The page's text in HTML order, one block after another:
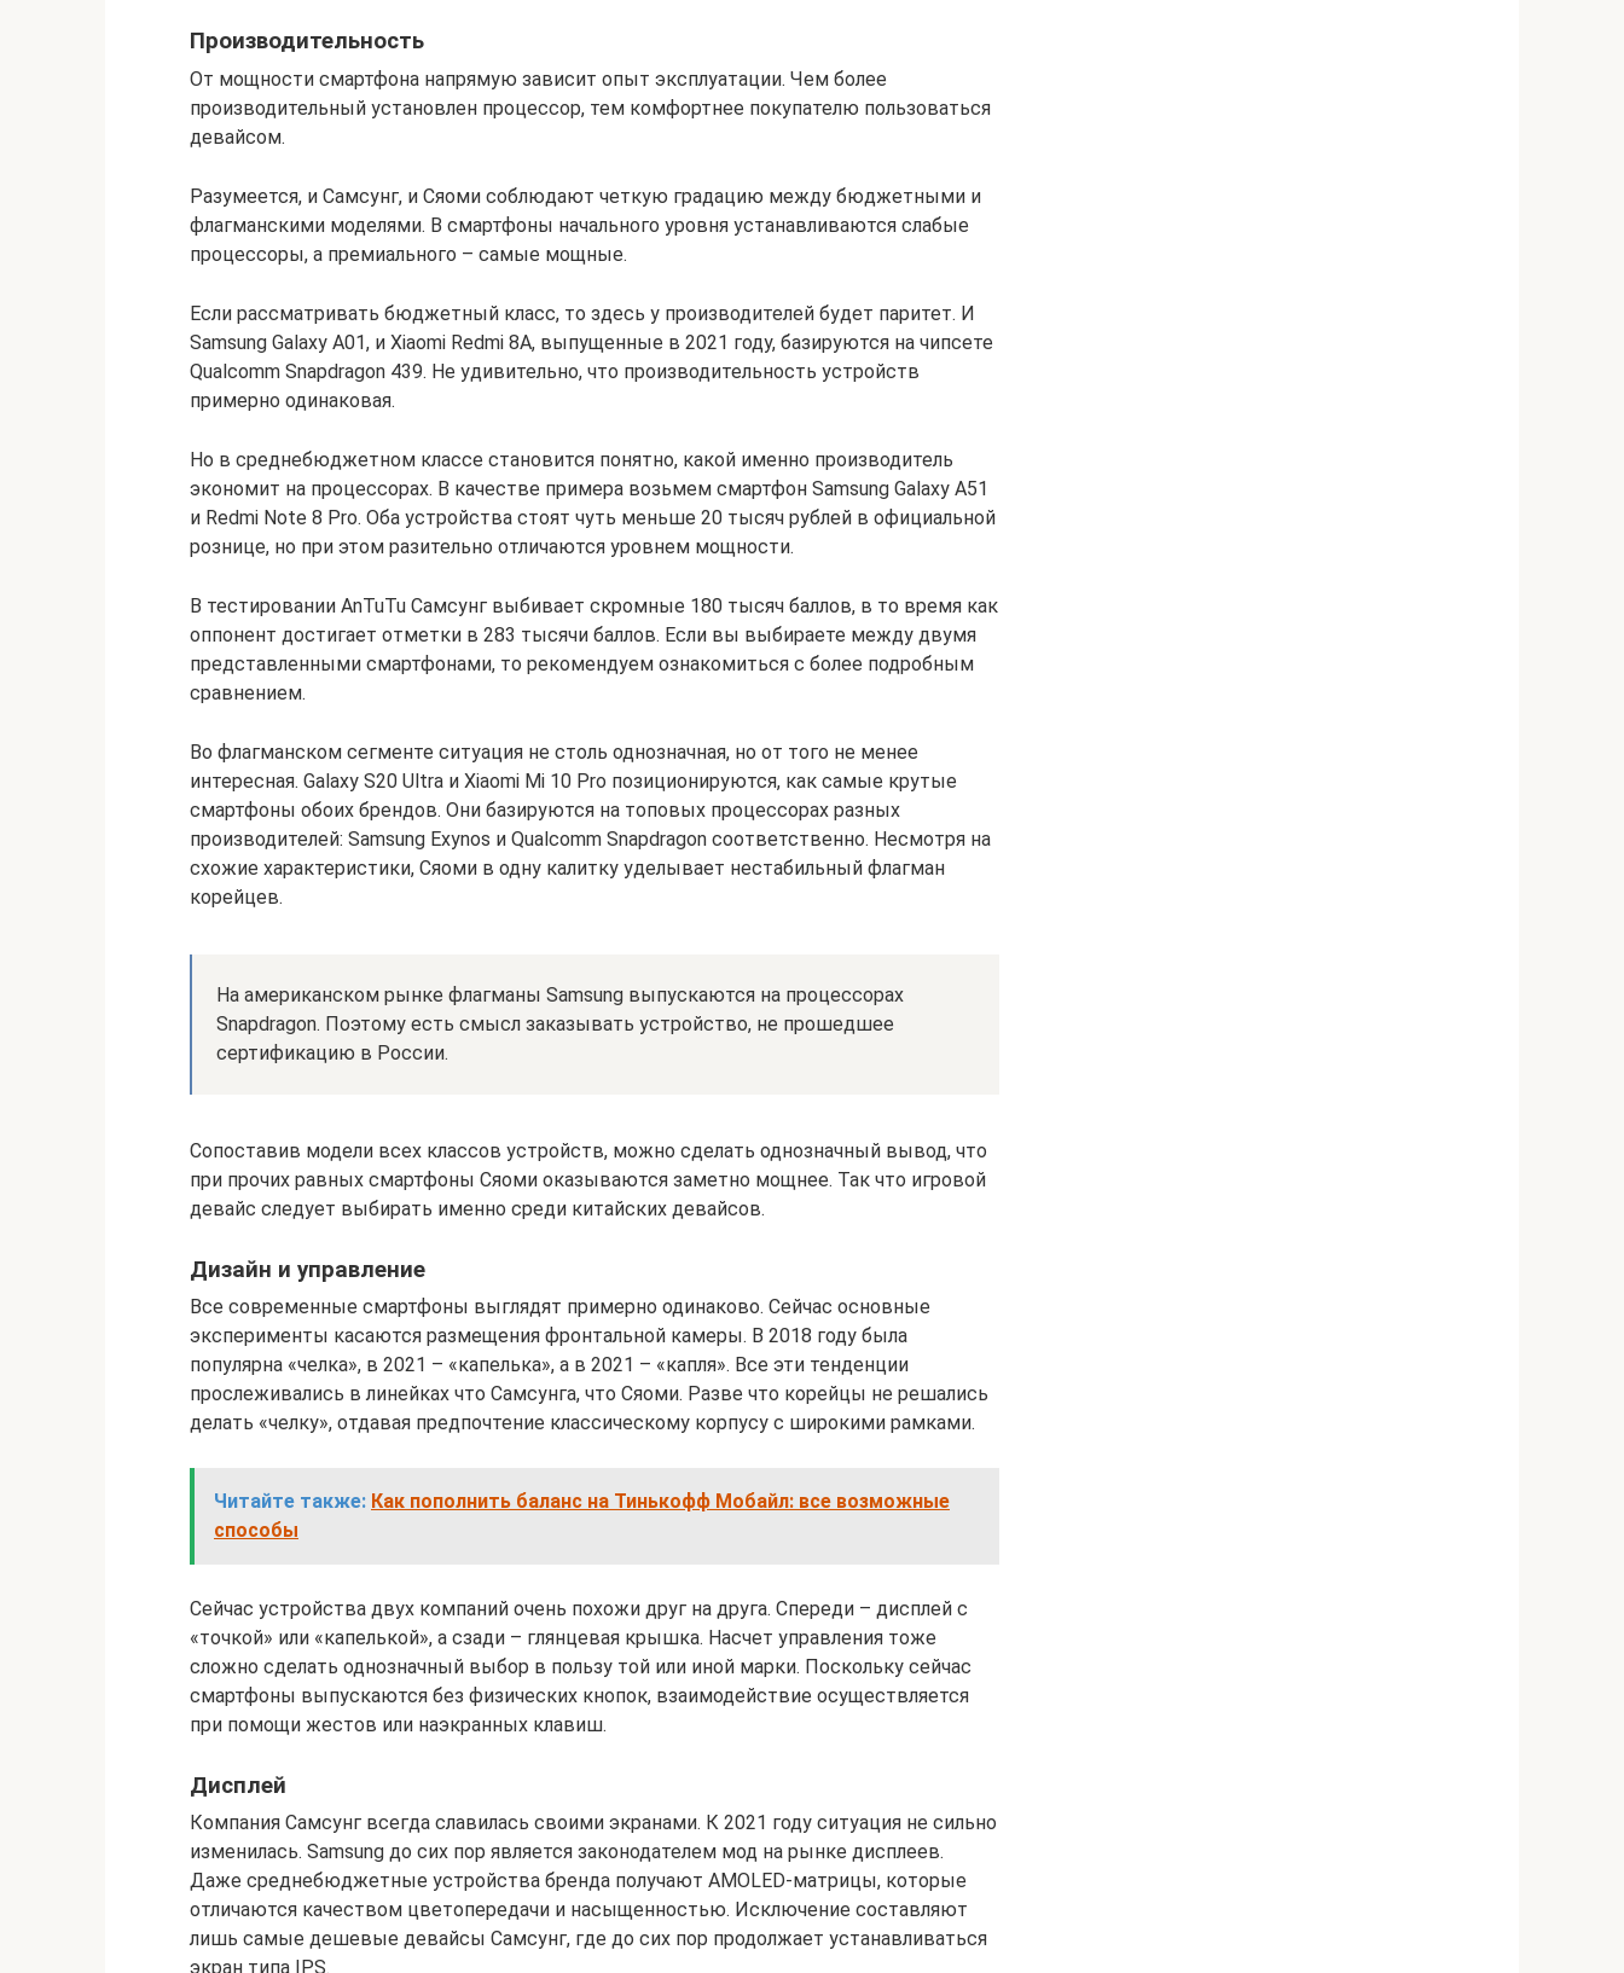
Производительность
От мощности смартфона напрямую зависит опыт эксплуатации. Чем более
производительный установлен процессор, тем комфортнее покупателю пользоваться
девайсом.
Разумеется, и Самсунг, и Сяоми соблюдают четкую градацию между бюджетными и
флагманскими моделями. В смартфоны начального уровня устанавливаются слабые
процессоры, а премиального – самые мощные.
Если рассматривать бюджетный класс, то здесь у производителей будет паритет. И
Samsung Galaxy A01, и Xiaomi Redmi 8A, выпущенные в 2021 году, базируются на чипсете
Qualcomm Snapdragon 439. Не удивительно, что производительность устройств
примерно одинаковая.
Но в среднебюджетном классе становится понятно, какой именно производитель
экономит на процессорах. В качестве примера возьмем смартфон Samsung Galaxy A51
и Redmi Note 8 Pro. Оба устройства стоят чуть меньше 20 тысяч рублей в официальной
рознице, но при этом разительно отличаются уровнем мощности.
В тестировании AnTuTu Самсунг выбивает скромные 180 тысяч баллов, в то время как
оппонент достигает отметки в 283 тысячи баллов. Если вы выбираете между двумя
представленными смартфонами, то рекомендуем ознакомиться с более подробным
сравнением.
Во флагманском сегменте ситуация не столь однозначная, но от того не менее
интересная. Galaxy S20 Ultra и Xiaomi Mi 10 Pro позиционируются, как самые крутые
смартфоны обоих брендов. Они базируются на топовых процессорах разных
производителей: Samsung Exynos и Qualcomm Snapdragon соответственно. Несмотря на
схожие характеристики, Сяоми в одну калитку уделывает нестабильный флагман
корейцев.
На американском рынке флагманы Samsung выпускаются на процессорах
Snapdragon. Поэтому есть смысл заказывать устройство, не прошедшее
сертификацию в России.
Сопоставив модели всех классов устройств, можно сделать однозначный вывод, что
при прочих равных смартфоны Сяоми оказываются заметно мощнее. Так что игровой
девайс следует выбирать именно среди китайских девайсов.
Дизайн и управление
Все современные смартфоны выглядят примерно одинаково. Сейчас основные
эксперименты касаются размещения фронтальной камеры. В 2018 году была
популярна «челка», в 2021 – «капелька», а в 2021 – «капля». Все эти тенденции
прослеживались в линейках что Самсунга, что Сяоми. Разве что корейцы не решались
делать «челку», отдавая предпочтение классическому корпусу с широкими рамками.
Читайте также: Как пополнить баланс на Тинькофф Мобайл: все возможные
способы
Сейчас устройства двух компаний очень похожи друг на друга. Спереди – дисплей с
«точкой» или «капелькой», а сзади – глянцевая крышка. Насчет управления тоже
сложно сделать однозначный выбор в пользу той или иной марки. Поскольку сейчас
смартфоны выпускаются без физических кнопок, взаимодействие осуществляется
при помощи жестов или наэкранных клавиш.
Дисплей
Компания Самсунг всегда славилась своими экранами. К 2021 году ситуация не сильно
изменилась. Samsung до сих пор является законодателем мод на рынке дисплеев.
Даже среднебюджетные устройства бренда получают AMOLED-матрицы, которые
отличаются качеством цветопередачи и насыщенностью. Исключение составляют
лишь самые дешевые девайсы Самсунг, где до сих пор продолжает устанавливаться
экран типа IPS.